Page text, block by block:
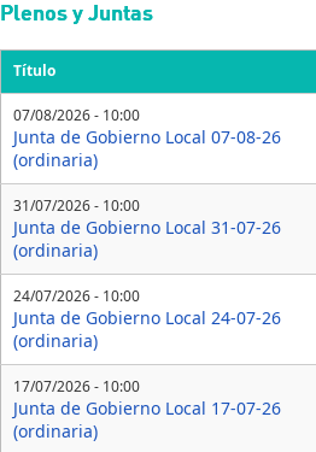
Pasar al contenido principal
Plenos y Juntas
Título
07/08/2026 - 10:00
Junta de Gobierno Local 07-08-26
(ordinaria)
31/07/2026 - 10:00
Junta de Gobierno Local 31-07-26
(ordinaria)
24/07/2026 - 10:00
Junta de Gobierno Local 24-07-26
(ordinaria)
17/07/2026 - 10:00
Junta de Gobierno Local 17-07-26
(ordinaria)